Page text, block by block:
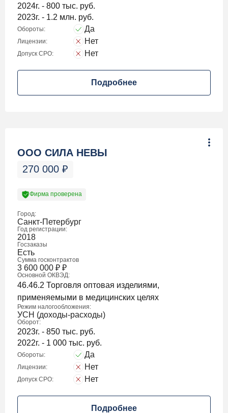
2024г. - 800 тыс. руб.
2023г. - 1.2 млн. руб.
Обороты: Да
Лицензии: Нет
Допуск СРО: Нет
Подробнее
ООО СИЛА НЕВЫ
270 000 ₽
Фирма проверена
Город:
Санкт-Петербург
Год регистрации:
2018
Госзаказы
Есть
Сумма госконтрактов
3 600 000 ₽ ₽
Основной ОКВЭД:
46.46.2 Торговля оптовая изделиями,
применяемыми в медицинских целях
Режим налогообложения:
УСН (доходы-расходы)
Оборот:
2023г. - 850 тыс. руб.
2022г. - 1 000 тыс. руб.
Обороты: Да
Лицензии: Нет
Допуск СРО: Нет
Подробнее